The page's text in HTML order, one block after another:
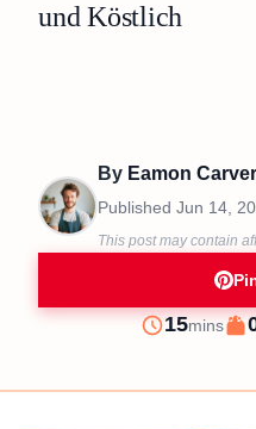
und Köstlich
By Eamon Carver
Published Jun 14,
This post may contain
Prep
15mins